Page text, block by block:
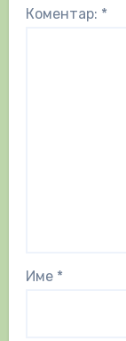
Коментар: *
Име *